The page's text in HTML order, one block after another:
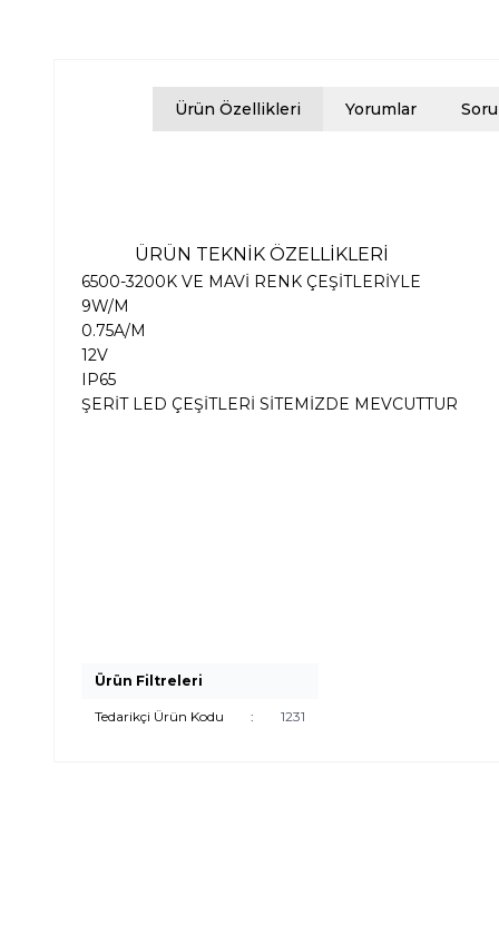
Ürün Özellikleri Yorumlar
ÜRÜN TEKNİK ÖZELLİKLERİ
6500-3200K VE MAVİ RENK ÇEŞİTLERİYLE
9W/M
0.75A/M
12V
IP65
ŞERİT LED ÇEŞİTLERİ SİTEMİZDE MEVCUTTUR
Ürün Filtreleri
Tedarikçi Ürün Kodu : 1231